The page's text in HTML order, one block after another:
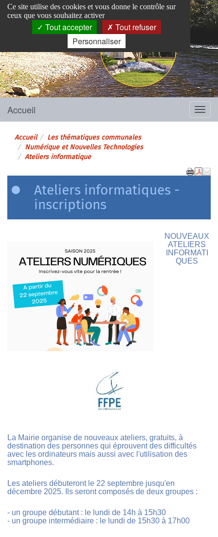
Pins-Justaret
Site officiel de la mairie
Menu
Accueil
Accueil
Les thématiques communales
Numérique et Nouvelles Technologies
Ateliers informatique
Ateliers informatiques -
inscriptions
NOUVEAUX
ATELIERS
INFORMATI
QUES
La Mairie organise de nouveaux ateliers, gratuits, à
destination des personnes qui éprouvent des difficultés
avec les ordinateurs mais aussi avec l'utilisation des
smartphones.
Les ateliers débuteront le 22 septembre jusqu'en
décembre 2025. Ils seront composés de deux groupes :
- un groupe débutant : le lundi de 14h à 15h30
- un groupe intermédiaire : le lundi de 15h30 à 17h00
Panneau de gestion des cookies
Ce site utilise des cookies et vous donne le contrôle sur
ceux que vous souhaitez activer
Tout accepter
Tout refuser
Personnaliser